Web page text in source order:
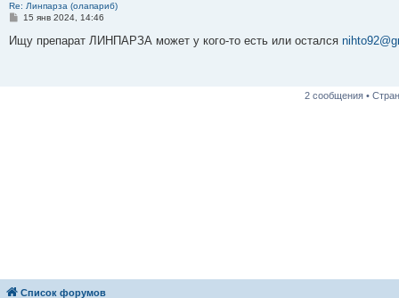
Re: Линпарза (олапариб)
С
о
15 янв 2024, 14:46
Ищу препарат ЛИНПАРЗА может у кого-то есть или остался
2 сообщения •
Список форумов